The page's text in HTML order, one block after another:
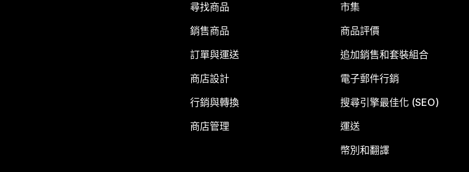
尋找商品
銷售商品
訂單與運送
商店設計
行銷與轉換
商店管理
市集
商品評價
追加銷售和套裝組合
電子郵件行銷
搜尋引擎最佳化 (SEO)
運送
幣別和翻譯